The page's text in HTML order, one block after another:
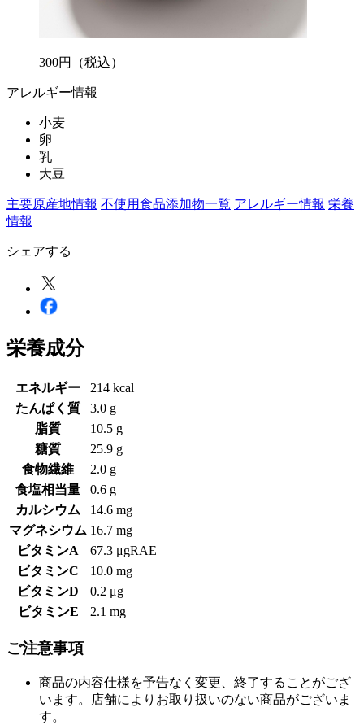
300円 （税込）
アレルギー情報
小麦
卵
乳
大豆
主要原産地情報 不使用食品添加物一覧 アレルギー情報 栄養
情報
シェアする
栄養成分
エネルギー
214 kcal
たんぱく質
3.0 g
脂質
10.5 g
糖質
25.9 g
食物繊維
2.0 g
食塩相当量
0.6 g
カルシウム
14.6 mg
マグネシウム 16.7 mg
ビタミンA
67.3 μgRAE
ビタミンC
10.0 mg
ビタミンD
0.2 μg
ビタミンE
2.1 mg
ご注意事項
商品の内容仕様を予告なく変更、終了することがござ
います。店舗によりお取り扱いのない商品がございま
す。